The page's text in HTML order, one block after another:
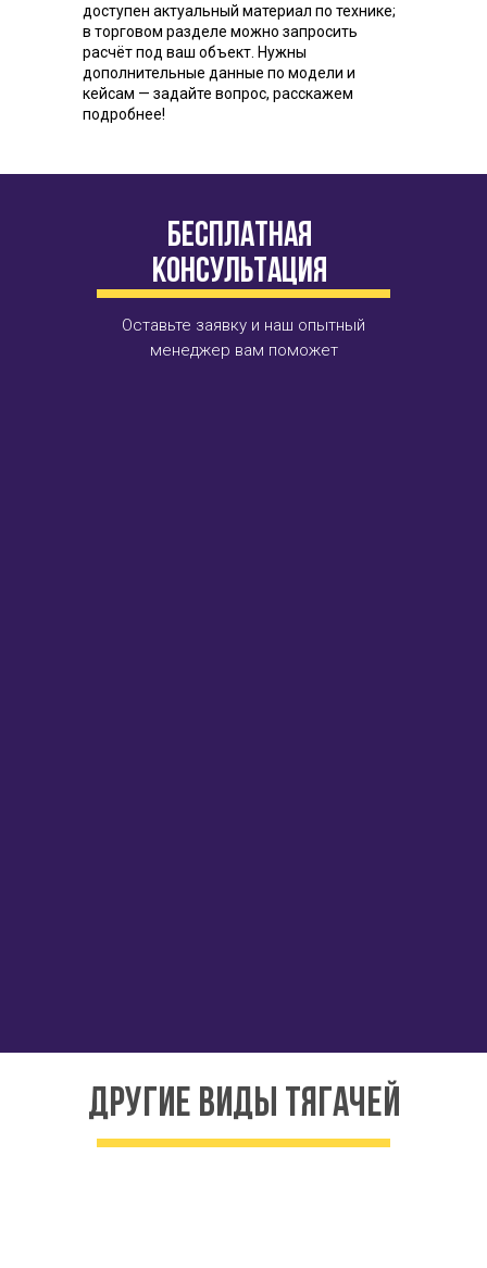
доступен актуальный материал по технике;
в торговом разделе можно запросить
расчёт под ваш объект. Нужны
дополнительные данные по модели и
кейсам — задайте вопрос, расскажем
подробнее!
бесплатная
консультация
Оставьте заявку и наш опытный
менеджер вам поможет
другие виды тягачей